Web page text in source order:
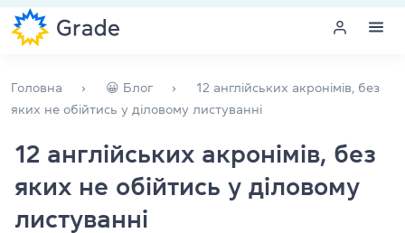
Навчання для викладачів
Англійська для компаній
Головна 😀 Блог
12 англійських акронімів, без
яких не обійтись у діловому листуванні
12 англійських акронімів, без
яких не обійтись у діловому
листуванні